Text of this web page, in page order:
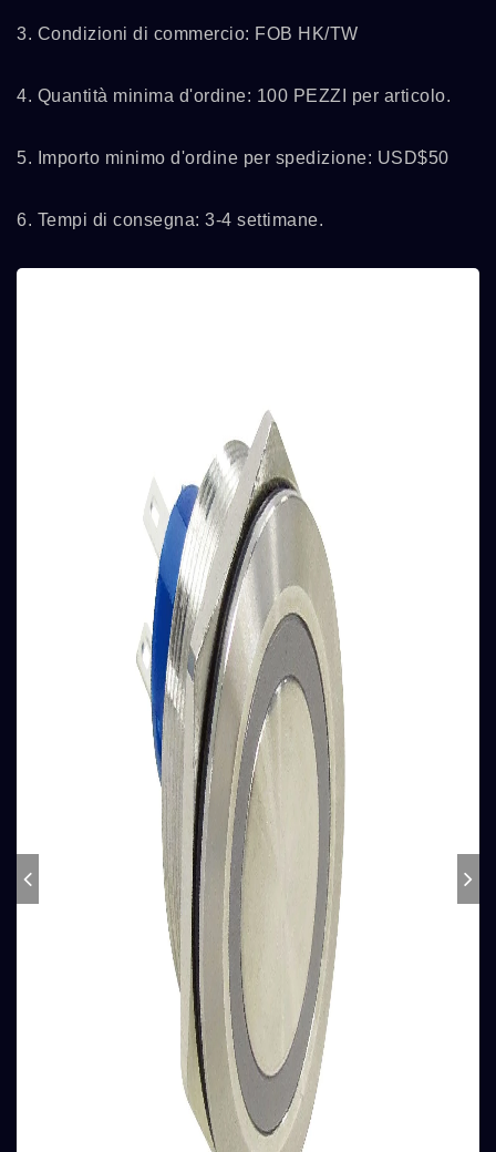
3. Condizioni di commercio: FOB HK/TW
4. Quantità minima d'ordine: 100 PEZZI per articolo.
5. Importo minimo d'ordine per spedizione: USD$50
6. Tempi di consegna: 3-4 settimane.